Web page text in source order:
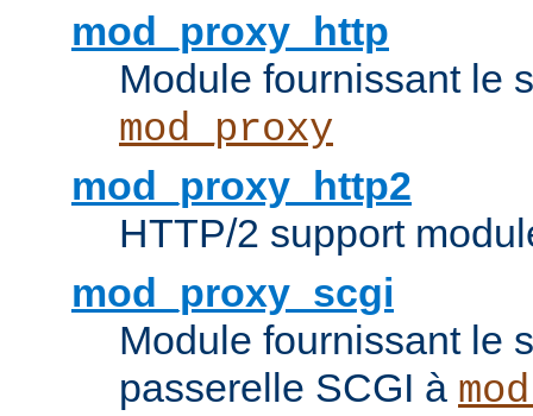
mod_proxy_http
Module fournissant le
mod_proxy
mod_proxy_http2
HTTP/2 support
mod_proxy_scgi
Module fournissant le
passerelle SCGI à